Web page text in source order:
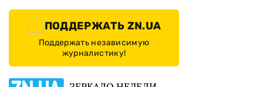
ПОДДЕРЖАТЬ ZN.UA
Поддержать независимую
журналистику!